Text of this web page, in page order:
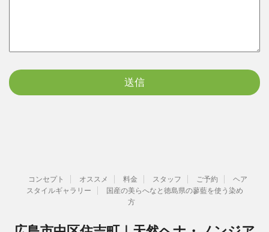
コンセプト オススメ 料金 スタッフ ご予約
ヘア
スタイルギャラリー
国産の美らへなと徳島県の蓼藍を使う染め
方